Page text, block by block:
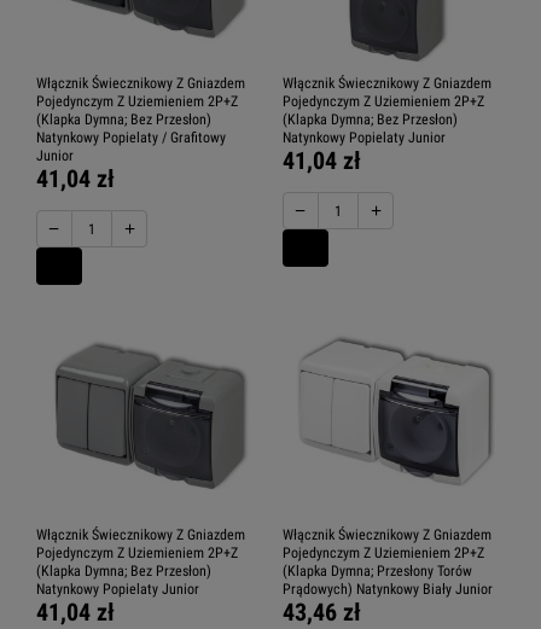
Włącznik Świecznikowy Z Gniazdem
Pojedynczym Z Uziemieniem 2P+Z
(Klapka Dymna; Bez Przesłon)
Natynkowy Popielaty / Grafitowy
Junior
41,04 zł
− +
Włącznik Świecznikowy Z Gniazdem
Pojedynczym Z Uziemieniem 2P+Z
(Klapka Dymna; Bez Przesłon)
Natynkowy Popielaty Junior
41,04 zł
− +
Włącznik Świecznikowy Z Gniazdem
Pojedynczym Z Uziemieniem 2P+Z
(Klapka Dymna; Bez Przesłon)
Natynkowy Popielaty Junior
41,04 zł
Włącznik Świecznikowy Z Gniazdem
Pojedynczym Z Uziemieniem 2P+Z
(Klapka Dymna; Przesłony Torów
Prądowych) Natynkowy Biały Junior
43,46 zł